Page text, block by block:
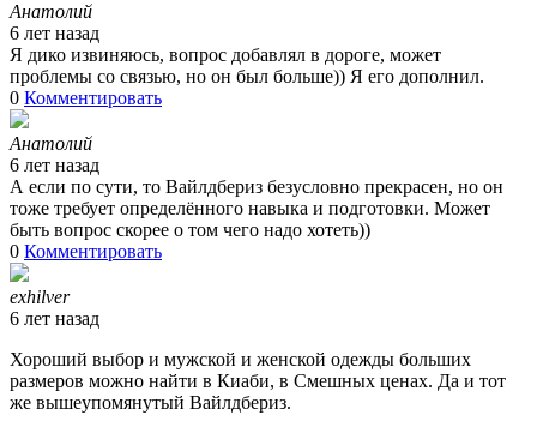
Анатолий
6 лет назад
Я дико извиняюсь, вопрос добавлял в дороге, может
проблемы со связью, но он был больше)) Я его дополнил.
0 Комментировать
Анатолий
6 лет назад
А если по сути, то Вайлдбериз безусловно прекрасен, но он
тоже требует определённого навыка и подготовки. Может
быть вопрос скорее о том чего надо хотеть))
0 Комментировать
exhilver
6 лет назад
Хороший выбор и мужской и женской одежды больших
размеров можно найти в Киаби, в Смешных ценах. Да и тот
же вышеупомянутый Вайлдбериз.